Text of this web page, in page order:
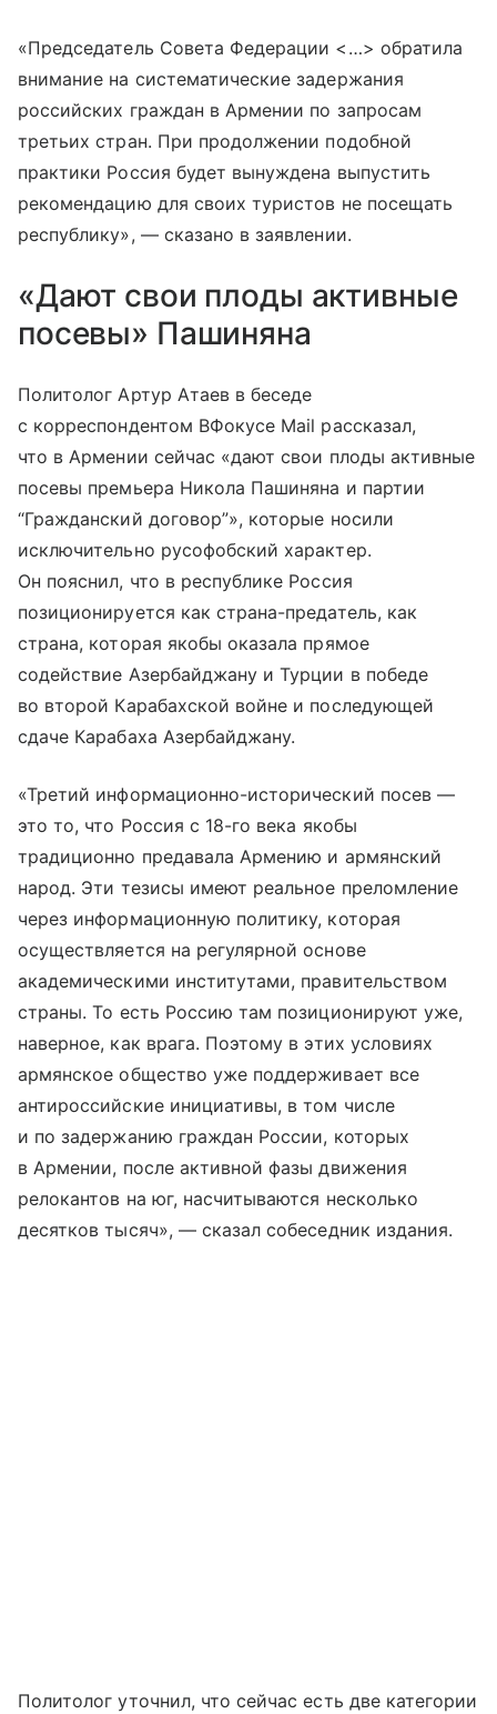
«Председатель Совета Федерации <…> обратила
внимание на систематические задержания
российских граждан в Армении по запросам
третьих стран. При продолжении подобной
практики Россия будет вынуждена выпустить
рекомендацию для своих туристов не посещать
республику», — сказано в заявлении.
«Дают свои плоды активные
посевы» Пашиняна
Политолог Артур Атаев в беседе
с корреспондентом ВФокусе Mail рассказал,
что в Армении сейчас «дают свои плоды активные
посевы премьера Никола Пашиняна и партии
“Гражданский договор”», которые носили
исключительно русофобский характер.
Он пояснил, что в республике Россия
позиционируется как страна-предатель, как
страна, которая якобы оказала прямое
содействие Азербайджану и Турции в победе
во второй Карабахской войне и последующей
сдаче Карабаха Азербайджану.
«Третий информационно-исторический посев —
это то, что Россия с 18-го века якобы
традиционно предавала Армению и армянский
народ. Эти тезисы имеют реальное преломление
через информационную политику, которая
осуществляется на регулярной основе
академическими институтами, правительством
страны. То есть Россию там позиционируют уже,
наверное, как врага. Поэтому в этих условиях
армянское общество уже поддерживает все
антироссийские инициативы, в том числе
и по задержанию граждан России, которых
в Армении, после активной фазы движения
релокантов на юг, насчитываются несколько
десятков тысяч», — сказал собеседник издания.
Политолог уточнил, что сейчас есть две категории